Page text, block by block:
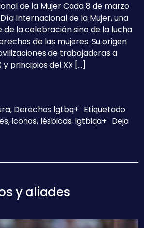
de la Mujer Cada 8 de marzo
Internacional de la Mujer, una
de la celebración sino de la lucha
de las mujeres. Su origen
de trabajadoras a
y principios del XX […]
cosas que aprendimos siendo
, Derechos lgtbq+ Etiquetado
,iconos, lésbicas, lgtbiqa+ Deja
cosas que aprendimos siendo
y aliades